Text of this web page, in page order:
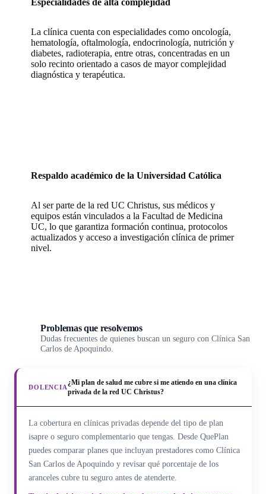
La clínica cuenta con especialidades como oncología,
hematología, oftalmología, endocrinología, nutrición y
diabetes, radioterapia, entre otras, concentradas en un
solo recinto orientado a casos de mayor complejidad
diagnóstica y terapéutica.
Respaldo académico de la Universidad Católica
Al ser parte de la red UC Christus, sus médicos y
equipos están vinculados a la Facultad de Medicina
UC, lo que garantiza formación continua, protocolos
actualizados y acceso a investigación clínica de primer
nivel.
Problemas que resolvemos
Dudas frecuentes de quienes buscan un seguro con Clínica San
Carlos de Apoquindo.
DOLENCIA
¿Mi plan de salud me cubre si me atiendo en una clínica
privada de la red UC Christus?
La cobertura en clínicas privadas depende del tipo de plan
isapre o seguro complementario que tengas. Desde QuePlan
puedes comparar planes que incluyan prestadores como Clínica
San Carlos de Apoquindo y revisar qué porcentaje de los
aranceles cubre tu seguro antes de atenderte.